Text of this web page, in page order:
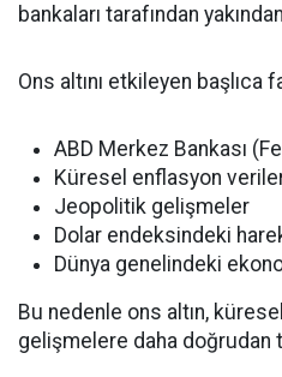
bankaları tarafından
Ons altını etkileyen başlıca
ABD Merkez Bankası
Küresel enflasyon
Jeopolitik gelişmeler
Dolar endeksindeki
Dünya genelindeki
Bu nedenle ons altın,
gelişmelere daha doğrudan